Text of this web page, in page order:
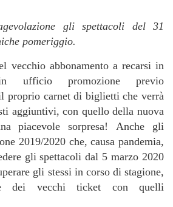
gli spettacoli del 31
pomeriggio.
vecchio abbonamento a recarsi in
ufficio promozione previo
proprio carnet di biglietti che verrà
aggiuntivi, con quello della nuova
piacevole sorpresa! Anche gli
2019/2020 che, causa pandemia,
gli spettacoli dal 5 marzo 2020
gli stessi in corso di stagione,
dei vecchi ticket con quelli